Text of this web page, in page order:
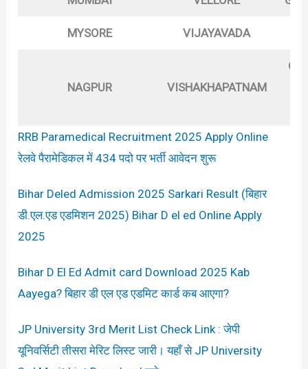
MYSORE VIJAYAVADA
NAGPUR VISHAKHAPATNAM
RRB Paramedical Recruitment 2025 Apply Online
रेलवे पैरामेडिकल में 434 पदो पर भर्ती आवेदन शुरू
Bihar Deled Admission 2025 Sarkari Result (बिहार
डी.एल.एड एडमिशन 2025) Bihar D el ed Online Apply
2025
Bihar D El Ed Admit card Download 2025 Kab
Aayega? बिहार डी एल एड एडमिट कार्ड कब आएगा?
JP University 3rd Merit List Check Link : जेपी
यूनिवर्सिटी तीसरा मेरिट लिस्ट जारी। यहाँ से JP University